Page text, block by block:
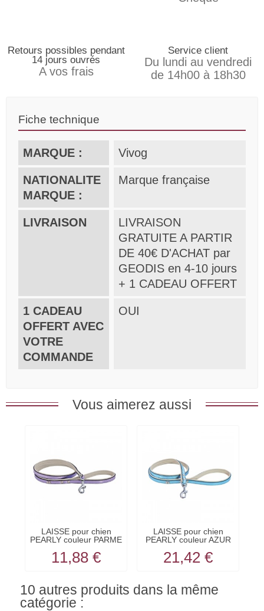
Retours possibles pendant
14 jours ouvrés
A vos frais
Service client
Du lundi au vendredi
de 14h00 à 18h30
Fiche technique
MARQUE : Vivog
NATIONALITE
MARQUE :
Marque française
LIVRAISON
LIVRAISON
GRATUITE A PARTIR
DE 40€ D'ACHAT par
GEODIS en 4-10 jours
+ 1 CADEAU OFFERT
1 CADEAU
OFFERT AVEC
VOTRE
COMMANDE
OUI
Vous aimerez aussi
LAISSE pour chien
PEARLY couleur PARME
11,88 €
LAISSE pour chien
PEARLY couleur AZUR
21,42 €
10 autres produits dans la même
catégorie :